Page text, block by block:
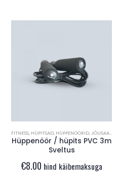
TREENINGINVENTAR
FITNESS, HÜPITSAD, HÜPPENÖÖRID,JÕUSAAL
Hüppenöör / hüpits PVC 3m
Sveltus
€8.00 hind käibemaksuga
hind käibemaksuga
€15.00
hind käibemaksuga